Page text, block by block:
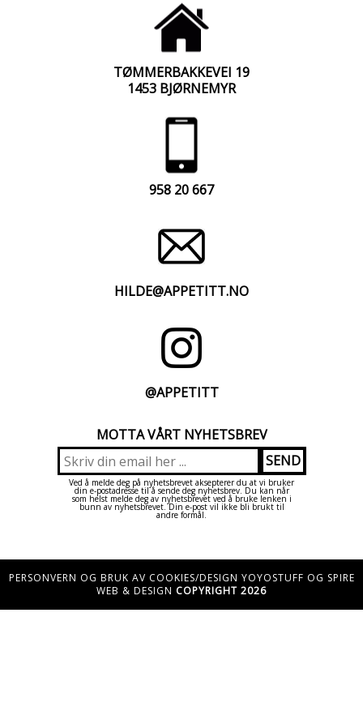
TØMMERBAKKEVEI 19
1453 BJØRNEMYR
958 20 667
HILDE@APPETITT.NO
@APPETITT
MOTTA VÅRT NYHETSBREV
Ved å melde deg på nyhetsbrevet aksepterer du at vi bruker
din e-postadresse til å sende deg nyhetsbrev. Du kan når
som helst melde deg av nyhetsbrevet ved å bruke lenken i
bunn av nyhetsbrevet. Din e-post vil ikke bli brukt til
andre formål.
PERSONVERN OG BRUK AV COOKIES/DESIGN YOYOSTUFF OG SPIRE
WEB & DESIGN COPYRIGHT 2026